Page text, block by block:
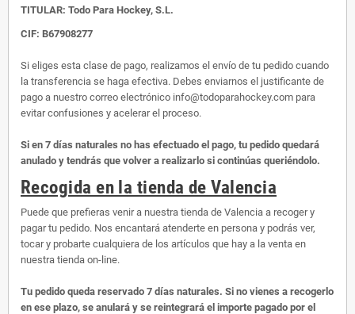
TITULAR: Todo Para Hockey, S.L.
CIF: B67908277
Si eliges esta clase de pago, realizamos el envío de tu pedido cuando
la transferencia se haga efectiva. Debes enviarnos el justificante de
pago a nuestro correo electrónico info@todoparahockey.com para
evitar confusiones y acelerar el proceso.
Si en 7 días naturales no has efectuado el pago, tu pedido quedará
anulado y tendrás que volver a realizarlo si continúas queriéndolo.
Recogida en la tienda de Valencia
Puede que prefieras venir a nuestra tienda de Valencia a recoger y
pagar tu pedido. Nos encantará atenderte en persona y podrás ver,
tocar y probarte cualquiera de los artículos que hay a la venta en
nuestra tienda on-line.
Tu pedido queda reservado 7 días naturales. Si no vienes a recogerlo
en ese plazo, se anulará y se reintegrará el importe pagado por el